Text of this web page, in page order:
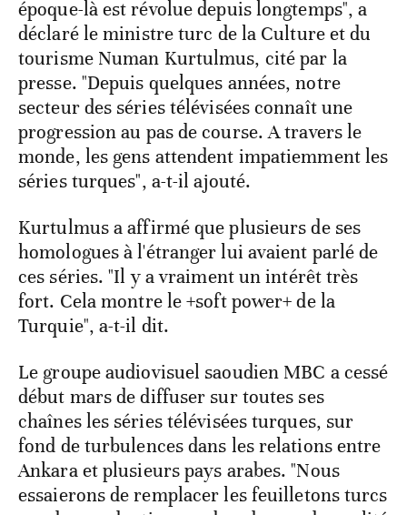
époque-là est révolue depuis longtemps", a
déclaré le ministre turc de la Culture et du
tourisme Numan Kurtulmus, cité par la
presse. "Depuis quelques années, notre
secteur des séries télévisées connaît une
progression au pas de course. A travers le
monde, les gens attendent impatiemment les
séries turques", a-t-il ajouté.
Kurtulmus a affirmé que plusieurs de ses
homologues à l'étranger lui avaient parlé de
ces séries. "Il y a vraiment un intérêt très
fort. Cela montre le +soft power+ de la
Turquie", a-t-il dit.
Le groupe audiovisuel saoudien MBC a cessé
début mars de diffuser sur toutes ses
chaînes les séries télévisées turques, sur
fond de turbulences dans les relations entre
Ankara et plusieurs pays arabes. "Nous
essaierons de remplacer les feuilletons turcs